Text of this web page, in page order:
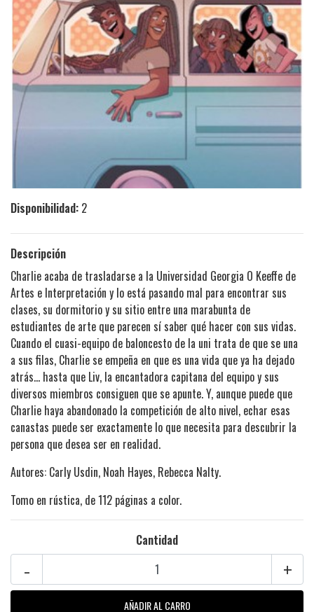
Disponibilidad: 2
Descripción
Charlie acaba de trasladarse a la Universidad Georgia O Keeffe de
Artes e Interpretación y lo está pasando mal para encontrar sus
clases, su dormitorio y su sitio entre una marabunta de
estudiantes de arte que parecen sí saber qué hacer con sus vidas.
Cuando el cuasi-equipo de baloncesto de la uni trata de que se una
a sus filas, Charlie se empeña en que es una vida que ya ha dejado
atrás... hasta que Liv, la encantadora capitana del equipo y sus
diversos miembros consiguen que se apunte. Y, aunque puede que
Charlie haya abandonado la competición de alto nivel, echar esas
canastas puede ser exactamente lo que necesita para descubrir la
persona que desea ser en realidad.
Autores: Carly Usdin, Noah Hayes, Rebecca Nalty.
Tomo en rústica, de 112 páginas a color.
Cantidad
+
-